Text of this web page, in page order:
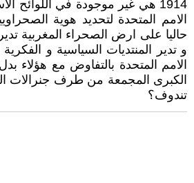
1914 هي غير موجودة في اللوائح
الامم المتحدة لتحديد هوية
حاليا على ارض الصحراء المغربية
و تدير المنتديات السياسية و
الامم المتحدة بالتفاوض مع هؤلاء
الكبرى المجمعة من طرف جنرالات
تندوف؟